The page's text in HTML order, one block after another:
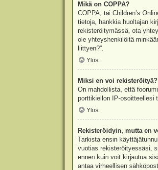
Mikä on COPPA?
COPPA, tai Children’s
tietoja, hankkia huoltajan
rekisteröitymässä, ota
ole yhteyshenkilöitä
liittyen?”.
Ylös
Miksi en voi rekisteröityä?
On mahdollista, että
porttikiellon IP-osoitteellesi
Ylös
Rekisteröidyin, mutta en
Tarkista ensin
vuotias rekisteröityessäsi,
ennen kuin voit kirjautua
antaa virheellisen